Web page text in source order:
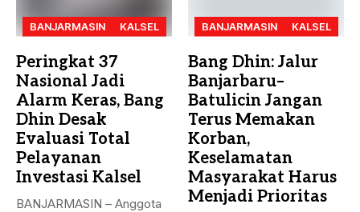
BANJARMASIN KALSEL
Peringkat 37
Nasional Jadi
Alarm Keras, Bang
Dhin Desak
Evaluasi Total
Pelayanan
Investasi Kalsel
BANJARMASIN – Anggota
BANJARMASIN KALSEL
Bang Dhin: Jalur
Banjarbaru–
Batulicin Jangan
Terus Memakan
Korban,
Keselamatan
Masyarakat Harus
Menjadi Prioritas